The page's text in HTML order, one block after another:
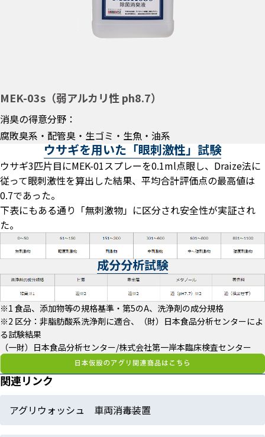
MEK-03s（弱アルカリ性 ph8.7）
消臭の得意分野：
腐敗臭系・配管臭・生ゴミ・生魚・油系
ウサギを用いた「眼刺激性」試験
ウサギ3匹片目にMEK-01スプレーを0.1ml点眼し、Draize法に
従って眼刺激性を算出した結果、平均合計評価点の最高値は
0.7であった。
下表にもある通り「無刺激物」に区分され安全性が実証され
た。
成分分析試験
※1 食品、添加物等の規格基準・第5のA、洗浄剤の成分規格
※2 区分：非脂肪酸系洗浄剤に適合、（財）日本食品分析センターによ
る試験結果
（一財）日本食品分析センター/株式会社第一岸本臨床検査センター
関連リンク
アグリウォッシュ 車両消毒装置